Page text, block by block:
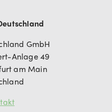
GmbH
Anlage 49
am Main